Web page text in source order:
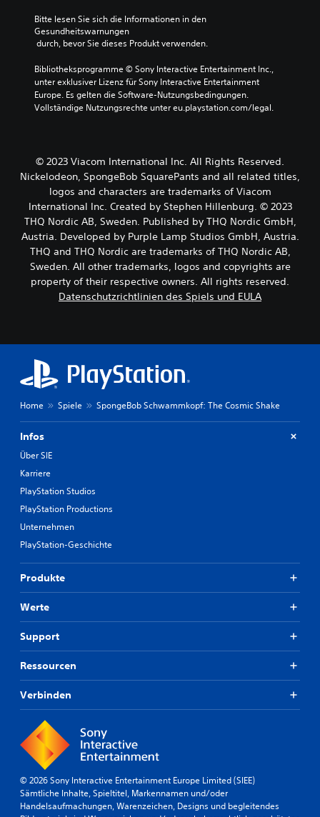
Bitte lesen Sie sich die Informationen in den
Gesundheitswarnungen
durch, bevor Sie dieses Produkt verwenden.
Bibliotheksprogramme © Sony Interactive Entertainment Inc.,
unter exklusiver Lizenz für Sony Interactive Entertainment
Europe. Es gelten die Software-Nutzungsbedingungen.
Vollständige Nutzungsrechte unter eu.playstation.com/legal.
© 2023 Viacom International Inc. All Rights Reserved.
Nickelodeon, SpongeBob SquarePants and all related titles,
logos and characters are trademarks of Viacom
International Inc. Created by Stephen Hillenburg. © 2023
THQ Nordic AB, Sweden. Published by THQ Nordic GmbH,
Austria. Developed by Purple Lamp Studios GmbH, Austria.
THQ and THQ Nordic are trademarks of THQ Nordic AB,
Sweden. All other trademarks, logos and copyrights are
property of their respective owners. All rights reserved.
Datenschutzrichtlinien des Spiels und EULA
Home Spiele SpongeBob Schwammkopf: The Cosmic Shake
Infos
Über SIE
Karriere
PlayStation Studios
PlayStation Productions
Unternehmen
PlayStation-Geschichte
Produkte
Werte
Support
Ressourcen
Verbinden
© 2026 Sony Interactive Entertainment Europe Limited (SIEE)
Sämtliche Inhalte, Spieltitel, Markennamen und/oder
Handelsaufmachungen, Warenzeichen, Designs und begleitendes